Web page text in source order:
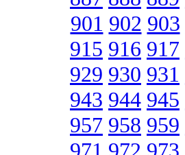
901 902 903
915 916 917
929 930 931
943 944 945
957 958 959